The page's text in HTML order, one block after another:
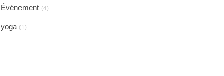
Événement (4)
yoga (1)